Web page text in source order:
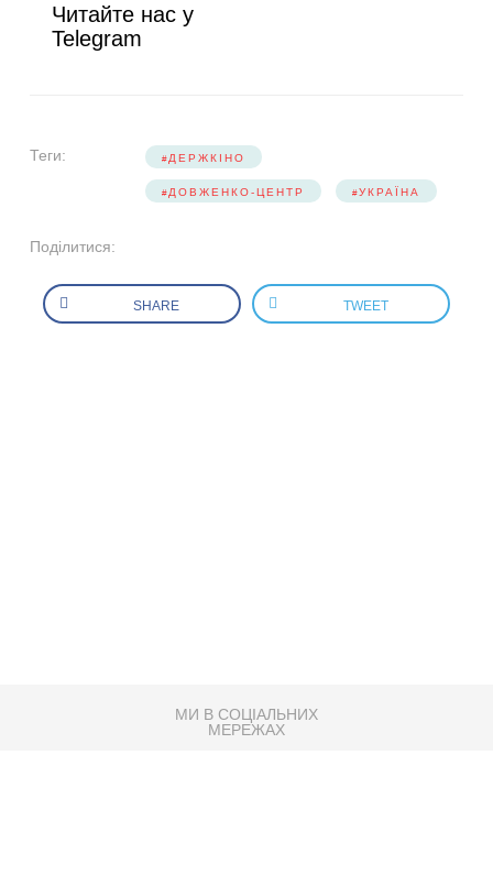
Читайте нас у
Telegram
Теги: ДЕРЖКІНО
ДОВЖЕНКО-ЦЕНТР УКРАЇНА
Поділитися:
SHARE TWEET
МИ В СОЦІАЛЬНИХ
МЕРЕЖАХ